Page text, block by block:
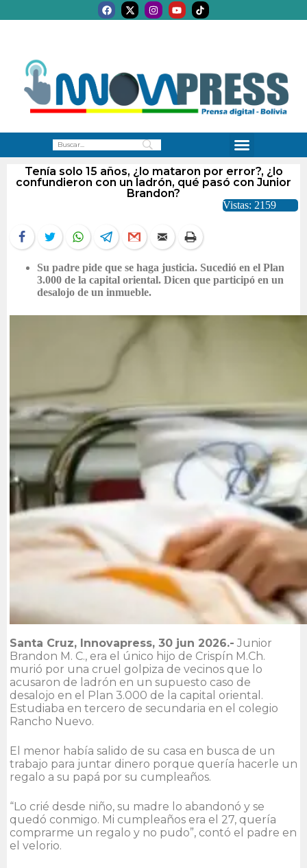
Tenía solo 15 años, ¿lo mataron por error?, ¿lo
confundieron con un ladrón, qué pasó con Junior
Brandon?
Vistas: 2159
Su padre pide que se haga justicia. Sucedió en el Plan
3.000 de la capital oriental. Dicen que participó en un
desalojo de un inmueble.
Santa Cruz, Innovapress, 30 jun 2026.- Junior
Brandon M. C., era el único hijo de Crispín M.Ch.
murió por una cruel golpiza de vecinos que lo
acusaron de ladrón en un supuesto caso de
desalojo en el Plan 3.000 de la capital oriental.
Estudiaba en tercero de secundaria en el colegio
Rancho Nuevo.
El menor había salido de su casa en busca de un
trabajo para juntar dinero porque quería hacerle un
regalo a su papá por su cumpleaños.
“Lo crié desde niño, su madre lo abandonó y se
quedó conmigo. Mi cumpleaños era el 27, quería
comprarme un regalo y no pudo”, contó el padre en
el velorio.